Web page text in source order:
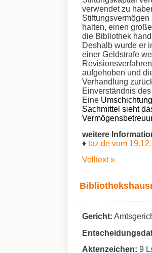
verwendet zu
halten, einen
die Bibliothek
Deshalb wurde er
einer Geldstrafe
aufgehoben und
Verhandlung
Einverständnis
Eine
Sachmittel sieht
weitere
♦ taz.de vom
Volltext »
Gericht:
Aktenzeichen: 9